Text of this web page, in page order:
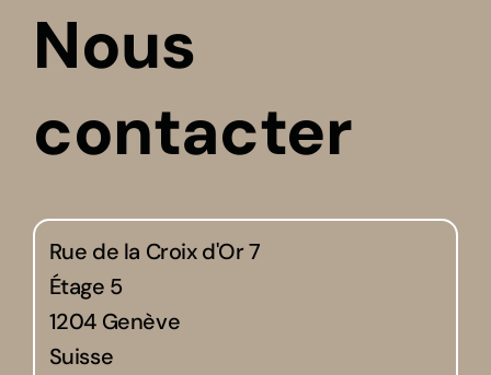
Nous
contacter
Rue de la Croix d'Or 7
Étage 5
1204 Genève
Suisse